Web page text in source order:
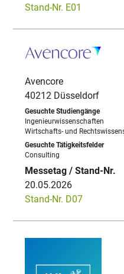
Stand-Nr. E01
Avencore
40212 Düsseldorf
Ingenieurwissenschaften
Wirtschafts- und
Consulting
20.05.2026
Stand-Nr. D07